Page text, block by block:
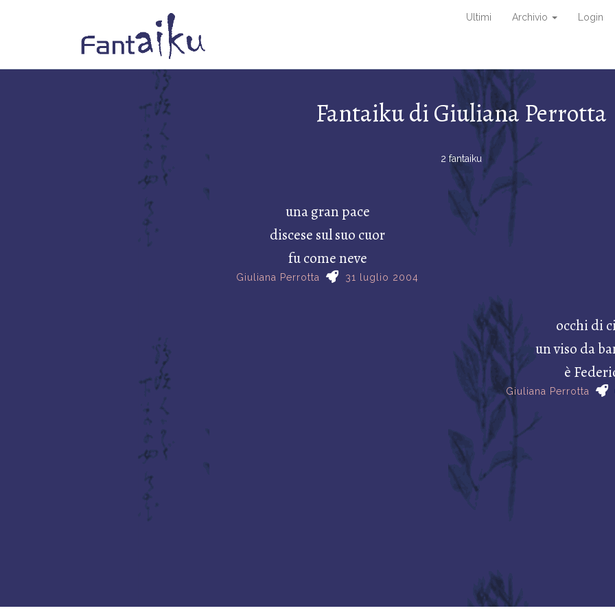
Ultimi Archivio Login
Fantaiku di Giuliana Perrotta
2 fantaiku
una gran pace
discese sul suo cuor
fu come neve
Giuliana Perrotta 31 luglio 2004
occhi di
un viso da
è
Giuliana Perrotta